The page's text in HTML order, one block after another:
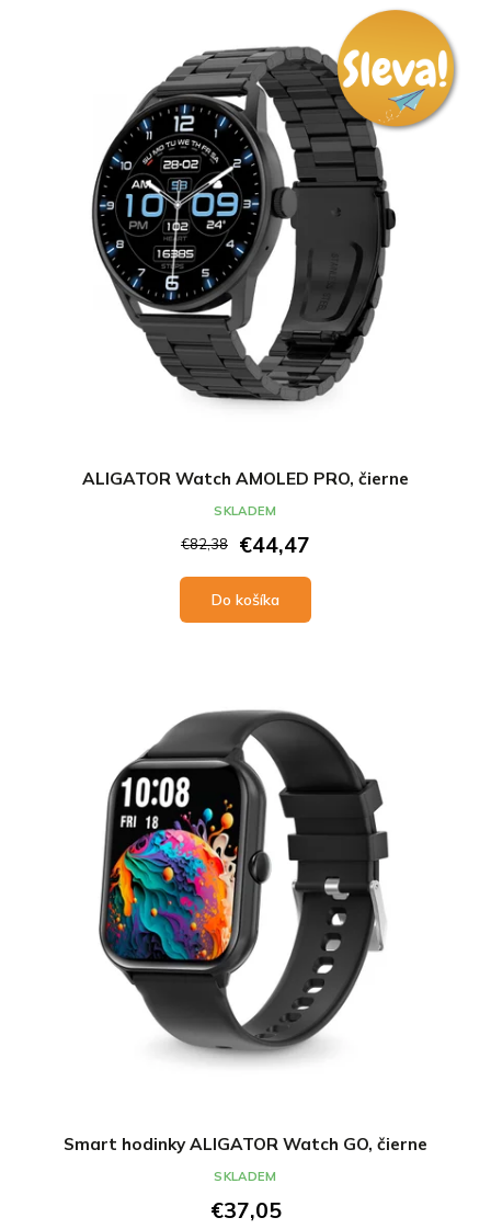
ALIGATOR Watch AMOLED PRO, čierne
€82,38 €44,47
Do košíka
SKLADEM
Smart hodinky ALIGATOR Watch GO, čierne
€37,05
SKLADEM